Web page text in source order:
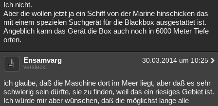
Ich nicht.
Aber die wollen jetzt ja ein Schiff von der Marine hinschicken das
mit einem spezielen Suchgerät für die Blackbox ausgestattet ist.
Angeblich kann das Gerät die Box auch noch in 6000 Meter Tiefe
orten.
Ensamvarg 30.03.2014 um 10:25
versteckt
ich glaube, daß die Maschine dort im Meer liegt, aber daß es sehr
schwierig sein dürfte, sie zu finden, weil das ein riesiges Gebiet ist.
Ich würde mir aber wünschen, daß die möglichst lange alle